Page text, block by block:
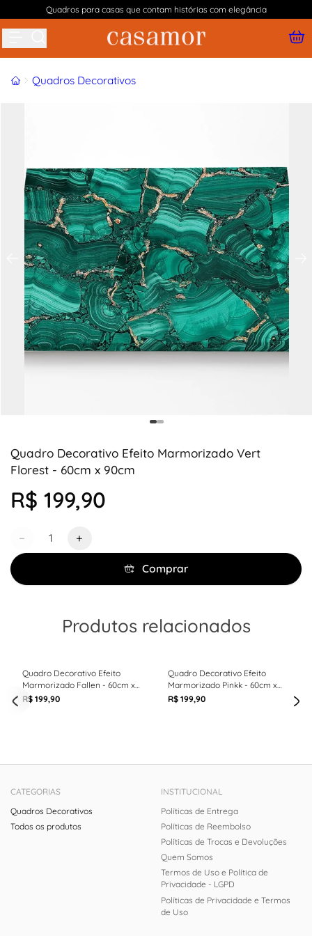
Quadros para casas que contam histórias com elegância
InícioQuadros Decorativos
Quadro Decorativo Efeito Marmorizado Vert
Florest - 60cm x 90cm
R$ 199,90
− +
Comprar
Produtos relacionados
Quadro Decorativo Efeito
Marmorizado Fallen - 60cm x
90cm
R$ 199,90
Quadro Decorativo Efeito
Marmorizado Pinkk - 60cm x
90cm
R$ 199,90
CATEGORIAS
Quadros Decorativos
Todos os produtos
INSTITUCIONAL
Políticas de Entrega
Políticas de Reembolso
Políticas de Trocas e Devoluções
Quem Somos
Termos de Uso e Política de
Privacidade - LGPD
Políticas de Privacidade e Termos
de Uso